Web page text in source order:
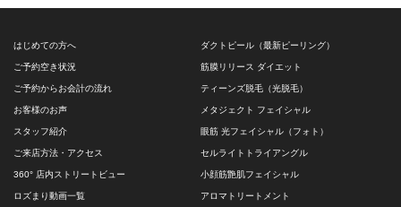
はじめての方へ
ご予約空き状況
ご予約からお会計の流れ
お客様のお声
スタッフ紹介
ご来店方法・アクセス
360° 店内ストリートビュー
ロズまり動画一覧
ダクトピール（最新ピーリング）
筋膜リリース ダイエット
ティーンズ脱毛（光脱毛）
メタジェクト フェイシャル
眼筋 光フェイシャル（フォト）
セルライトトライアングル
小顔筋艶肌フェイシャル
アロマトリートメント